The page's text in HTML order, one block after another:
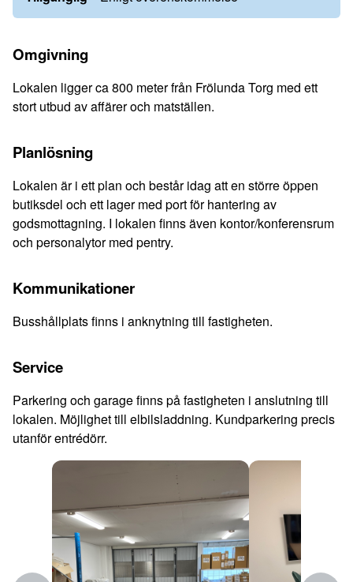
Omgivning
Lokalen ligger ca 800 meter från Frölunda Torg med ett
stort utbud av affärer och matställen.
Planlösning
Lokalen är i ett plan och består idag att en större öppen
butiksdel och ett lager med port för hantering av
godsmottagning. I lokalen finns även kontor/konferensrum
och personalytor med pentry.
Kommunikationer
Busshållplats finns i anknytning till fastigheten.
Service
Parkering och garage finns på fastigheten i anslutning till
lokalen. Möjlighet till elbilsladdning. Kundparkering precis
utanför entrédörr.